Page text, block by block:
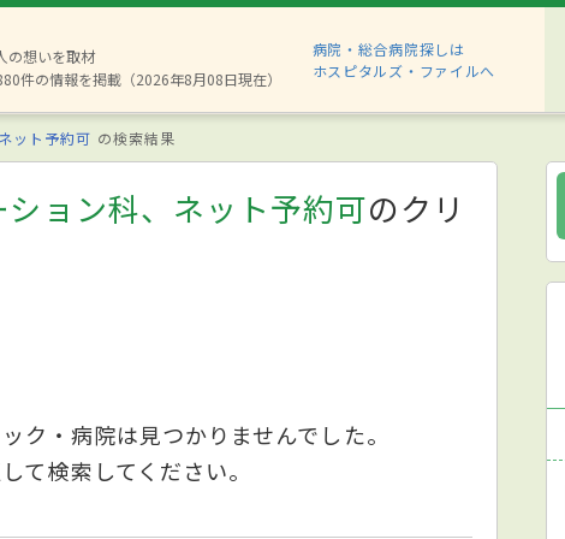
の想いを取材
件の情報を掲載（2026年8月08日現在）
病院・総合病院探しは
ホスピタルズ・ファイルへ
ット予約可 の検索結果
ョン科、ネット予約可のクリ
ク・病院は見つかりませんでした。
て検索してください。